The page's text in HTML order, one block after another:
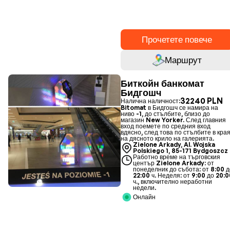
Прочетете повече
Маршрут
Биткойн банкомат
Бидгошч
Налична наличност:32240 PLN
Bitomat в Бидгошч се намира на
ниво -1, до стълбите, близо до
магазин New Yorker. След главния
вход поемете по средния вход
вдясно, след това по стълбите в края
на дясното крило на галерията.
Zielone Arkady, Al. Wojska
Polskiego 1, 85-171 Bydgoszcz
Работно време на търговския
център Zielone Arkady: от
понеделник до събота: от 8:00
22:00 ч. Неделя: от 9:00 до
ч., включително неработни
недели.
Онлайн